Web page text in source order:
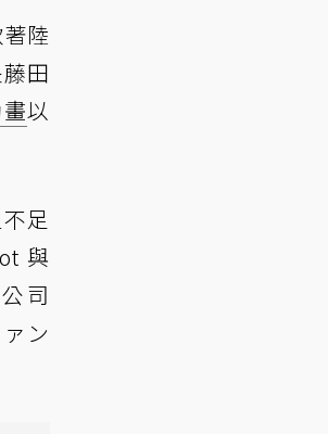
陸
田
以
足
與
司
ン